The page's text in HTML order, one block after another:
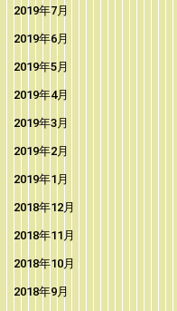
2019年7月
2019年6月
2019年5月
2019年4月
2019年3月
2019年2月
2019年1月
2018年12月
2018年11月
2018年10月
2018年9月